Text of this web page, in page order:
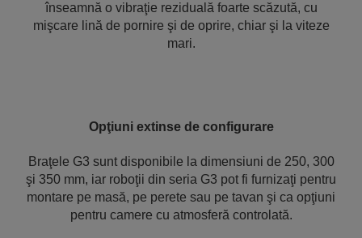
înseamnă o vibraţie reziduală foarte scăzută, cu
mişcare lină de pornire şi de oprire, chiar şi la viteze
mari.
Opţiuni extinse de configurare
Braţele G3 sunt disponibile la dimensiuni de 250, 300
şi 350 mm, iar roboţii din seria G3 pot fi furnizaţi pentru
montare pe masă, pe perete sau pe tavan şi ca opţiuni
pentru camere cu atmosferă controlată.